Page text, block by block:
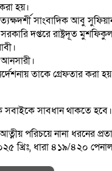
হয়।
সাংবাদিক আবু
দপ্তরে রাষ্ট্রদূত
তাকে গ্রেফতার করা
সাবধান থাকতে
পরিচয়ে নানা
খ্রিঃ, ধারা ৪১৯/৪২০